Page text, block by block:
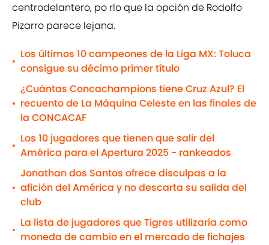
centrodelantero, po rlo que la opción de Rodolfo
Pizarro parece lejana.
•
Los últimos 10 campeones de la Liga MX: Toluca
consigue su décimo primer título
•
¿Cuántas Concachampions tiene Cruz Azul? El
recuento de La Máquina Celeste en las finales de
la CONCACAF
•
Los 10 jugadores que tienen que salir del
América para el Apertura 2025 - rankeados
•
Jonathan dos Santos ofrece disculpas a la
afición del América y no descarta su salida del
club
•
La lista de jugadores que Tigres utilizaría como
moneda de cambio en el mercado de fichajes